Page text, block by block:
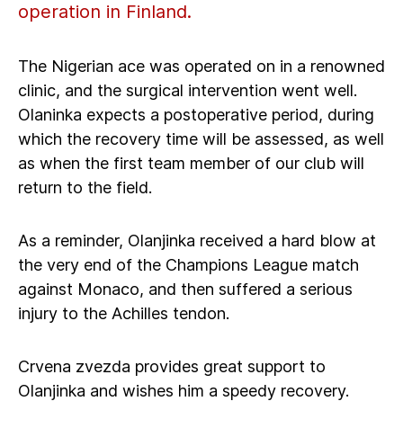
operation in Finland.
The Nigerian ace was operated on in a renowned
clinic, and the surgical intervention went well.
Olaninka expects a postoperative period, during
which the recovery time will be assessed, as well
as when the first team member of our club will
return to the field.
As a reminder, Olanjinka received a hard blow at
the very end of the Champions League match
against Monaco, and then suffered a serious
injury to the Achilles tendon.
Crvena zvezda provides great support to
Olanjinka and wishes him a speedy recovery.